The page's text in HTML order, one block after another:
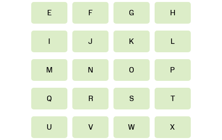
E F G H
I J K L
M N O P
Q R S T
U V W X